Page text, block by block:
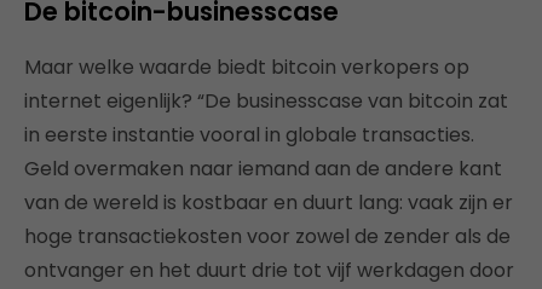
De bitcoin-businesscase
Maar welke waarde biedt bitcoin verkopers op
internet eigenlijk? “De businesscase van bitcoin zat
in eerste instantie vooral in globale transacties.
Geld overmaken naar iemand aan de andere kant
van de wereld is kostbaar en duurt lang: vaak zijn er
hoge transactiekosten voor zowel de zender als de
ontvanger en het duurt drie tot vijf werkdagen door